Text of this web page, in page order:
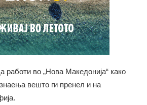
работи во „Нова Македонија“ како
вешто ги пренел и на